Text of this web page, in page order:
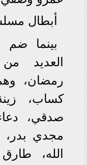
أبطال
بينما
العديد
رمضان،
كساب،
صدقي،
مجدي بدر،
الله،